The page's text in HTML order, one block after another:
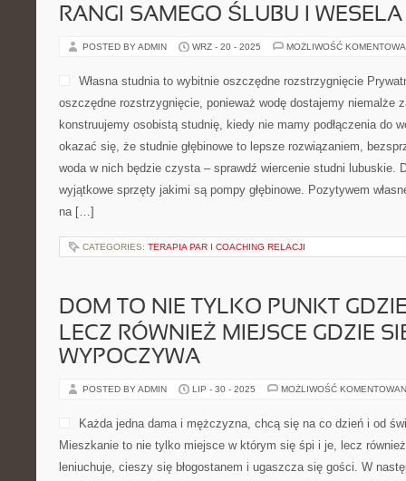
RANGI SAMEGO ŚLUBU I WESELA
POSTED BY ADMIN WRZ - 20 - 2025 MOŻLIWOŚĆ
Własna studnia to wybitnie oszczędne rozstrzygnięcie
oszczędne rozstrzygnięcie, ponieważ wodę dostajemy niemalże
konstruujemy osobistą studnię, kiedy nie mamy podłączenia do
okazać się, że studnie głębinowe to lepsze rozwiązaniem,
woda w nich będzie czysta – sprawdź wiercenie studni lubuskie.
wyjątkowe sprzęty jakimi są pompy głębinowe. Pozytywem
na […]
CATEGORIES: TERAPIA PAR I COACHING RELACJI
DOM TO NIE TYLKO PUNKT
LECZ RÓWNIEŻ MIEJSCE GDZIE
WYPOCZYWA
POSTED BY ADMIN LIP - 30 - 2025 MOŻLIWOŚĆ
Każda jedna dama i mężczyzna, chcą się na co dzień i od
Mieszkanie to nie tylko miejsce w którym się śpi i je, lecz
leniuchuje, cieszy się błogostanem i ugaszcza się gości. W